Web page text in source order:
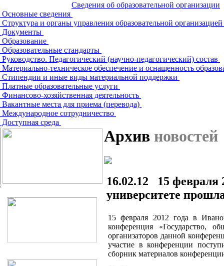
Сведения об образовательной организации
Основные сведения
Структура и органы управления образовательной организацией
Документы
Образование
Образовательные стандарты
Руководство. Педагогический (научно-педагогический) состав
Материально-техническое обеспечение и оснащенность
Стипендии и иные виды материальной поддержки
Платные образовательные услуги
Финансово-хозяйственная деятельность
Вакантные места для приема (перевода)
Международное сотрудничество
Доступная среда
Архив новостей
16.02.12 15 февраля
университете
15 февраля 2012 года в
конференция «Государство,
организаторов данной
участие в конференции
сборник материалов